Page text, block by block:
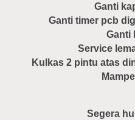
Ganti
Ganti timer pcb
Ganti
Service
Kulkas 2 pintu atas
Segera